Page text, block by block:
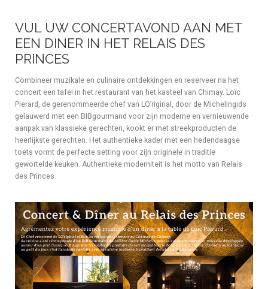
VUL UW CONCERTAVOND AAN MET
EEN DINER IN HET RELAIS DES
PRINCES
Combineer muzikale en culinaire ontdekkingen en reserveer na het
concert een tafel in het restaurant van het kasteel van Chimay. Loïc
Pierard, de gerenommeerde chef van LO’riginal, door de Michelingids
gelauwerd met een BIBgourmand voor zijn moderne en vernieuwende
aanpak van klassieke gerechten, kookt er met streekproducten de
heerlijkste gerechten. Het authentieke kader met een hedendaagse
toets vormt de perfecte setting voor zijn originele in traditie
gewortelde keuken. Authentieke moderniteit is het motto van Relais
des Princes.